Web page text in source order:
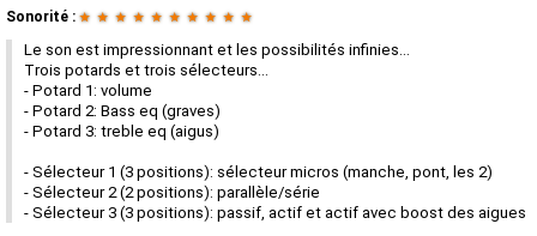
Sonorité : ★ ★ ★ ★ ★ ★ ★ ★ ★ ★
Le son est impressionnant et les possibilités infinies...
Trois potards et trois sélecteurs...
- Potard 1: volume
- Potard 2: Bass eq (graves)
- Potard 3: treble eq (aigus)
- Sélecteur 1 (3 positions): sélecteur micros (manche, pont, les 2)
- Sélecteur 2 (2 positions): parallèle/série
- Sélecteur 3 (3 positions): passif, actif et actif avec boost des aigues